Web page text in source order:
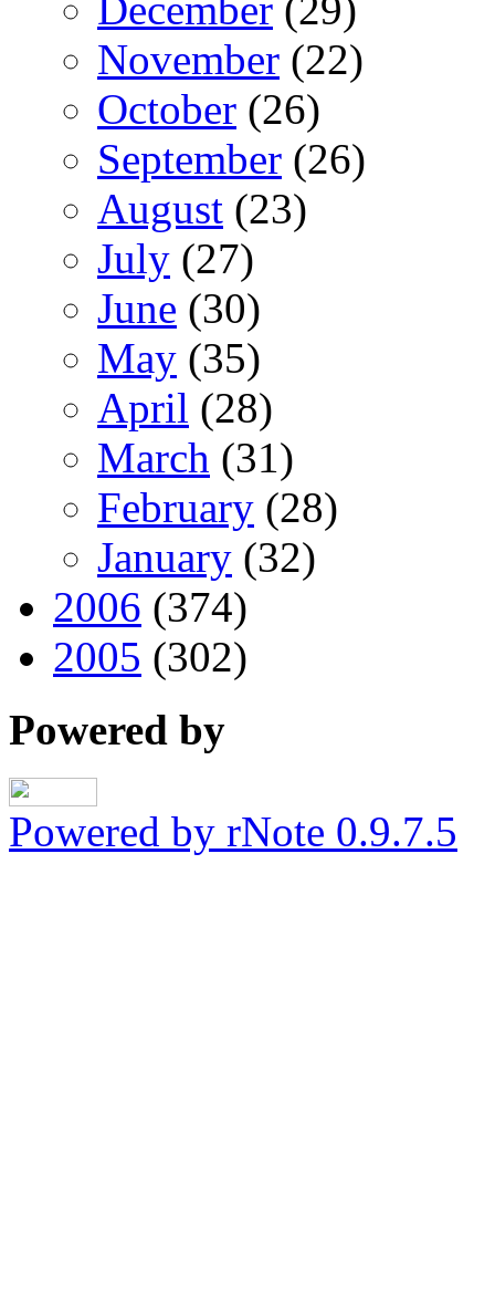
November (22)
October (26)
September (26)
August (23)
July (27)
June (30)
May (35)
April (28)
March (31)
February (28)
January (32)
2006 (374)
2005 (302)
Powered by
Powered by rNote 0.9.7.5